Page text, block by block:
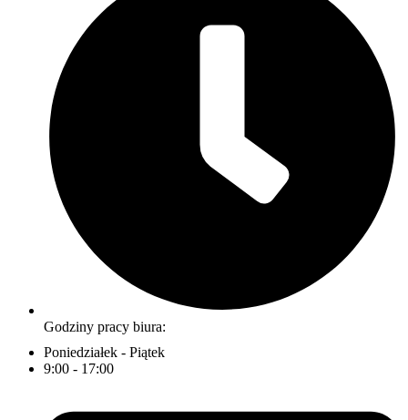
Godziny pracy biura:
Poniedziałek - Piątek
9:00 - 17:00